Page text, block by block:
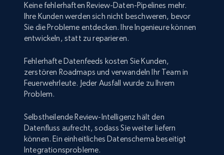
Keine fehlerhaften Review-Daten-Pipelines mehr.
Ihre Kunden werden sich nicht beschweren, bevor
Sie die Probleme entdecken. Ihre Ingenieure können
entwickeln, statt zu reparieren.
Fehlerhafte Datenfeeds kosten Sie Kunden,
zerstören Roadmaps und verwandeln Ihr Team in
Feuerwehrleute. Jeder Ausfall wurde zu Ihrem
Problem.
Selbstheilende Review-Intelligenz hält den
Datenfluss aufrecht, sodass Sie weiter liefern
können. Ein einheitliches Datenschema beseitigt
Integrationsprobleme.